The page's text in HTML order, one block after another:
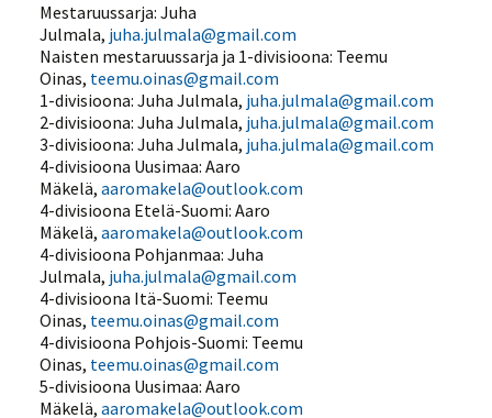
Mestaruussarja: Juha
Julmala, juha.julmala@gmail.com
Naisten mestaruussarja ja 1-divisioona: Teemu
Oinas, teemu.oinas@gmail.com
1-divisioona: Juha Julmala, juha.julmala@gmail.com
2-divisioona: Juha Julmala, juha.julmala@gmail.com
3-divisioona: Juha Julmala, juha.julmala@gmail.com
4-divisioona Uusimaa: Aaro
Mäkelä,aaromakela@outlook.com
4-divisioona Etelä-Suomi: Aaro
Mäkelä,aaromakela@outlook.com
4-divisioona Pohjanmaa: Juha
Julmala, juha.julmala@gmail.com
4-divisioona Itä-Suomi: Teemu
Oinas, teemu.oinas@gmail.com
4-divisioona Pohjois-Suomi: Teemu
Oinas, teemu.oinas@gmail.com
5-divisioona Uusimaa: Aaro
Mäkelä,aaromakela@outlook.com